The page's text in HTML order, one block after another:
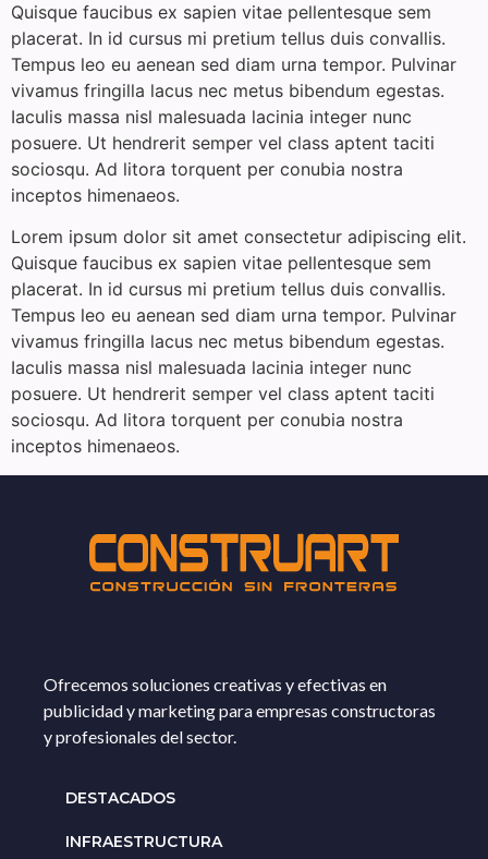
Quisque faucibus ex sapien vitae pellentesque sem
placerat. In id cursus mi pretium tellus duis convallis.
Tempus leo eu aenean sed diam urna tempor. Pulvinar
vivamus fringilla lacus nec metus bibendum egestas.
Iaculis massa nisl malesuada lacinia integer nunc
posuere. Ut hendrerit semper vel class aptent taciti
sociosqu. Ad litora torquent per conubia nostra
inceptos himenaeos.
Lorem ipsum dolor sit amet consectetur adipiscing elit.
Quisque faucibus ex sapien vitae pellentesque sem
placerat. In id cursus mi pretium tellus duis convallis.
Tempus leo eu aenean sed diam urna tempor. Pulvinar
vivamus fringilla lacus nec metus bibendum egestas.
Iaculis massa nisl malesuada lacinia integer nunc
posuere. Ut hendrerit semper vel class aptent taciti
sociosqu. Ad litora torquent per conubia nostra
inceptos himenaeos.
Ofrecemos soluciones creativas y efectivas en
publicidad y marketing para empresas constructoras
y profesionales del sector.
DESTACADOS
INFRAESTRUCTURA